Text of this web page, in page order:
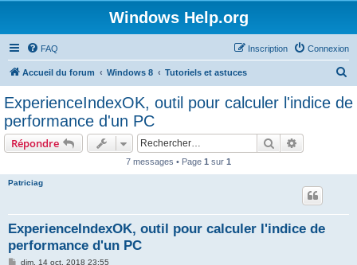
Windows Help.org
FAQ Connexion
Inscription
Accueil du forum Windows 8 Tutoriels et astuces
c
ExperienceIndexOK, outil pour calculer l'indice de
performance d'un PC
Répondre Rechercher
7 messages • Page 1 sur 1
Patriciag
ExperienceIndexOK, outil pour calculer l'indice de
performance d'un PC
Mdim. 14 oct. 2018 23:55